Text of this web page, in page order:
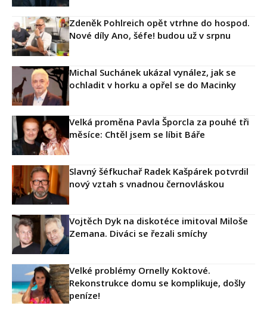
Zdeněk Pohlreich opět vtrhne do hospod.
Nové díly Ano, šéfe! budou už v srpnu
Michal Suchánek ukázal vynález, jak se
ochladit v horku a opřel se do Macinky
Velká proměna Pavla Šporcla za pouhé tři
měsíce: Chtěl jsem se líbit Báře
Slavný šéfkuchař Radek Kašpárek potvrdil
nový vztah s vnadnou černovláskou
Vojtěch Dyk na diskotéce imitoval Miloše
Zemana. Diváci se řezali smíchy
Velké problémy Ornelly Koktové.
Rekonstrukce domu se komplikuje, došly
peníze!